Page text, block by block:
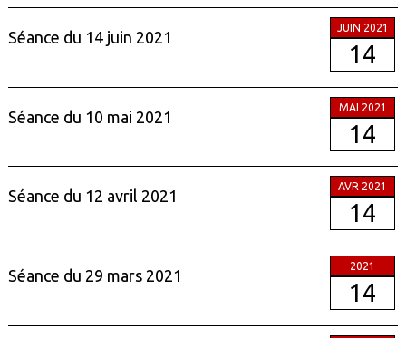
Séance du 14 juin 2021
JUIN 2021
14
Séance du 10 mai 2021
MAI 2021
14
Séance du 12 avril 2021
AVR 2021
14
Séance du 29 mars 2021
2021
14